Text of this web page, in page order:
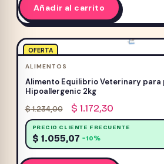
Añadir al carrito
OFERTA
ALIMENTOS
Alimento Equilibrio Veterinary para
Hipoallergenic 2kg
$1.234,00
El
precio
original
era:
$ 1.234,00.
$ 1.172,30
precio
actual
$ 1.172,30.
PRECIO CLIENTE FRECUENTE
$ 1.055,07 −10%